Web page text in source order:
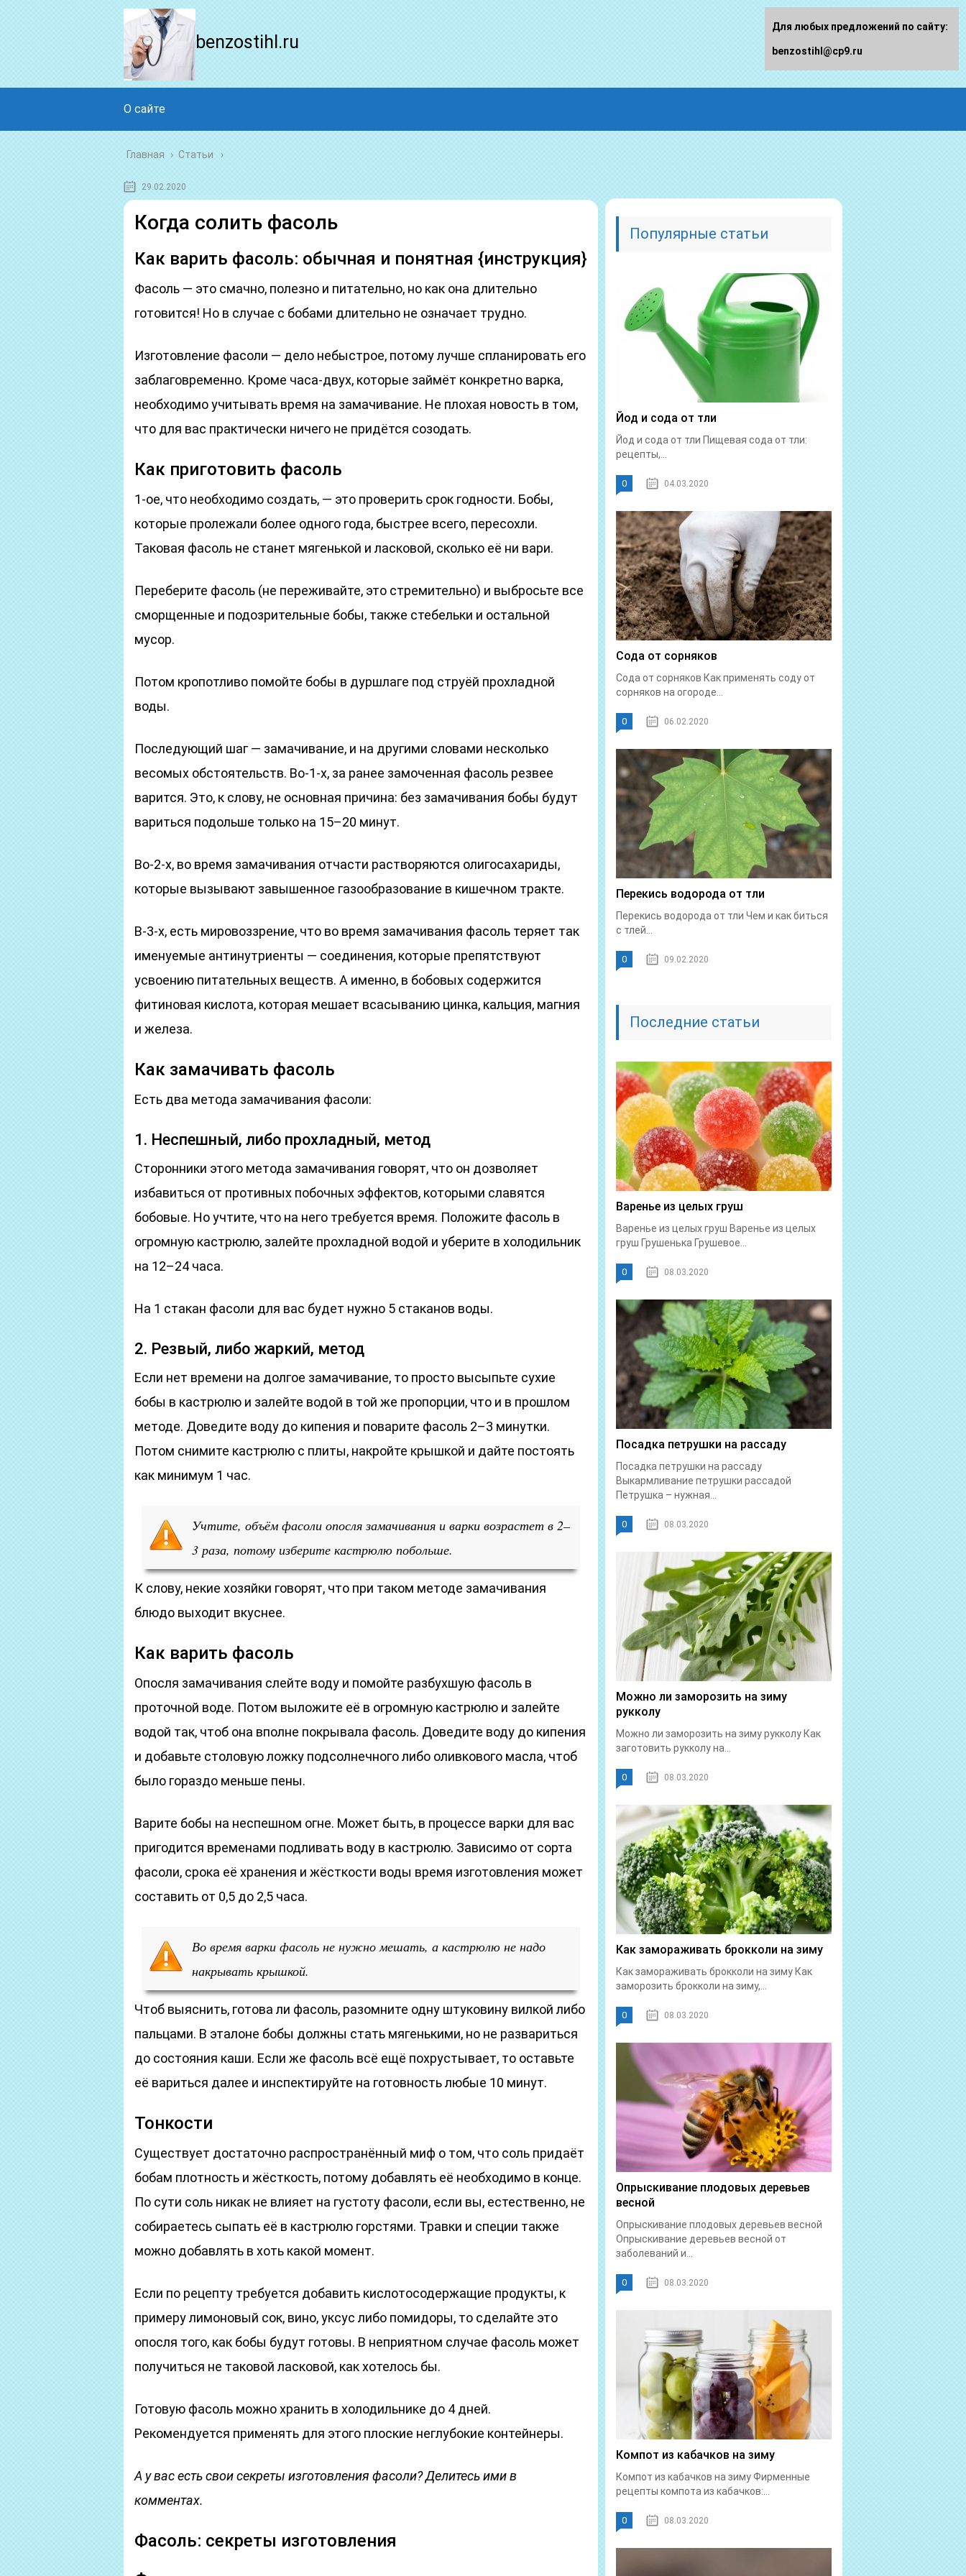
benzostihl.ru
О сайте
Главная › Статьи
29.02.2020
Когда солить фасоль
Как варить фасоль: обычная и понятная {инструкция}
Фасоль — это смачно, полезно и питательно, но как она длительно
готовится! Но в случае с бобами длительно не означает трудно.
Изготовление фасоли — дело небыстрое, потому лучше спланировать его
заблаговременно. Кроме часа-двух, которые займёт конкретно варка,
необходимо учитывать время на замачивание. Не плохая новость в том,
что для вас практически ничего не придётся созодать.
Как приготовить фасоль
1-ое, что необходимо создать, — это проверить срок годности. Бобы,
которые пролежали более одного года, быстрее всего, пересохли.
Таковая фасоль не станет мягенькой и ласковой, сколько её ни вари.
Переберите фасоль (не переживайте, это стремительно) и выбросьте все
сморщенные и подозрительные бобы, также стебельки и остальной
мусор.
Потом кропотливо помойте бобы в дуршлаге под струёй прохладной
воды.
Последующий шаг — замачивание, и на другими словами несколько
весомых обстоятельств. Во-1-х, за ранее замоченная фасоль резвее
варится. Это, к слову, не основная причина: без замачивания бобы будут
вариться подольше только на 15–20 минут.
Во-2-х, во время замачивания отчасти растворяются олигосахариды,
которые вызывают завышенное газообразование в кишечном тракте.
В-3-х, есть мировоззрение, что во время замачивания фасоль теряет так
именуемые антинутриенты — соединения, которые препятствуют
усвоению питательных веществ. А именно, в бобовых содержится
фитиновая кислота, которая мешает всасыванию цинка, кальция, магния
и железа.
Как замачивать фасоль
Есть два метода замачивания фасоли:
1. Неспешный, либо прохладный, метод
Сторонники этого метода замачивания говорят, что он дозволяет
избавиться от противных побочных эффектов, которыми славятся
бобовые. Но учтите, что на него требуется время. Положите фасоль в
огромную кастрюлю, залейте прохладной водой и уберите в холодильник
на 12–24 часа.
На 1 стакан фасоли для вас будет нужно 5 стаканов воды.
2. Резвый, либо жаркий, метод
Если нет времени на долгое замачивание, то просто высыпьте сухие
бобы в кастрюлю и залейте водой в той же пропорции, что и в прошлом
методе. Доведите воду до кипения и поварите фасоль 2–3 минутки.
Потом снимите кастрюлю с плиты, накройте крышкой и дайте постоять
как минимум 1 час.
Учтите, объём фасоли опосля замачивания и варки возрастет в 2–
3 раза, потому изберите кастрюлю побольше.
К слову, некие хозяйки говорят, что при таком методе замачивания
блюдо выходит вкуснее.
Как варить фасоль
Опосля замачивания слейте воду и помойте разбухшую фасоль в
проточной воде. Потом выложите её в огромную кастрюлю и залейте
водой так, чтоб она вполне покрывала фасоль. Доведите воду до кипения
и добавьте столовую ложку подсолнечного либо оливкового масла, чтоб
было гораздо меньше пены.
Варите бобы на неспешном огне. Может быть, в процессе варки для вас
пригодится временами подливать воду в кастрюлю. Зависимо от сорта
фасоли, срока её хранения и жёсткости воды время изготовления может
составить от 0,5 до 2,5 часа.
Во время варки фасоль не нужно мешать, а кастрюлю не надо
накрывать крышкой.
Чтоб выяснить, готова ли фасоль, разомните одну штуковину вилкой либо
пальцами. В эталоне бобы должны стать мягенькими, но не развариться
до состояния каши. Если же фасоль всё ещё похрустывает, то оставьте
её вариться далее и инспектируйте на готовность любые 10 минут.
Тонкости
Существует достаточно распространённый миф о том, что соль придаёт
бобам плотность и жёсткость, потому добавлять её необходимо в конце.
По сути соль никак не влияет на густоту фасоли, если вы, естественно, не
собираетесь сыпать её в кастрюлю горстями. Травки и специи также
можно добавлять в хоть какой момент.
Если по рецепту требуется добавить кислотосодержащие продукты, к
примеру лимоновый сок, вино, уксус либо помидоры, то сделайте это
опосля того, как бобы будут готовы. В неприятном случае фасоль может
получиться не таковой ласковой, как хотелось бы.
Готовую фасоль можно хранить в холодильнике до 4 дней.
Рекомендуется применять для этого плоские неглубокие контейнеры.
А у вас есть свои секреты изготовления фасоли? Делитесь ими в
комментах.
Фасоль: секреты изготовления
Популярные статьи
Йод и сода от тли
Йод и сода от тли Пищевая сода от тли:
рецепты,...
0 04.03.2020
Сода от сорняков
Сода от сорняков Как применять соду от
сорняков на огороде...
0 06.02.2020
Перекись водорода от тли
Перекись водорода от тли Чем и как биться
с тлей...
0 09.02.2020
Последние статьи
Варенье из целых груш
Варенье из целых груш Варенье из целых
груш Грушенька Грушевое...
0 08.03.2020
Посадка петрушки на рассаду
Посадка петрушки на рассаду
Выкармливание петрушки рассадой
Петрушка – нужная...
0 08.03.2020
Можно ли заморозить на зиму
рукколу
Можно ли заморозить на зиму рукколу Как
заготовить рукколу на...
0 08.03.2020
Как замораживать брокколи на зиму
Как замораживать брокколи на зиму Как
заморозить брокколи на зиму,...
0 08.03.2020
Опрыскивание плодовых деревьев
весной
Опрыскивание плодовых деревьев весной
Опрыскивание деревьев весной от
заболеваний и...
0 08.03.2020
Компот из кабачков на зиму
Компот из кабачков на зиму Фирменные
рецепты компота из кабачков:...
0 08.03.2020
Для любых предложений по сайту:
benzostihl@cp9.ru